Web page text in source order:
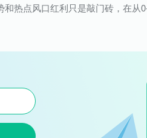
热点风口红利只是敲门砖，在从